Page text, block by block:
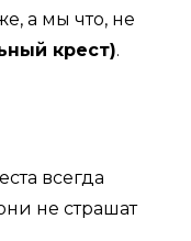
а мы что, не
крест).
всегда
не страшат